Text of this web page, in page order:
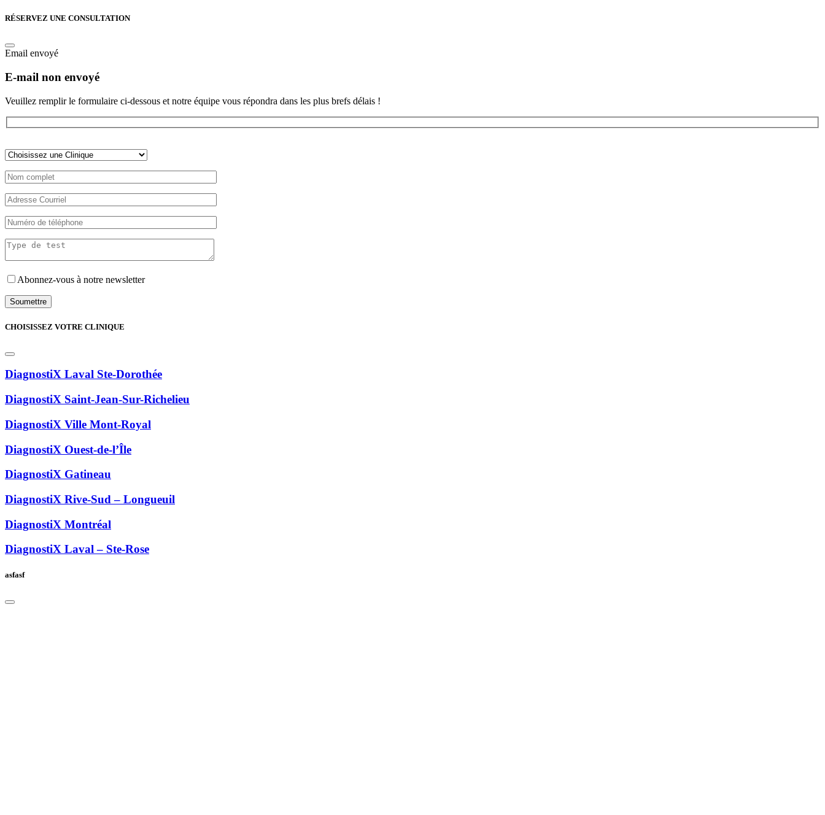
RÉSERVEZ UNE CONSULTATION
Email envoyé
E-mail non envoyé
Veuillez remplir le formulaire ci-dessous et notre équipe vous répondra dans les plus brefs délais !
laisser
champ
Abonnez-vous à notre newsletter
CHOISISSEZ VOTRE CLINIQUE
DiagnostiX Laval Ste-Dorothée
DiagnostiX Saint-Jean-Sur-Richelieu
DiagnostiX Ville Mont-Royal
DiagnostiX Ouest-de-l’Île
DiagnostiX Gatineau
DiagnostiX Rive-Sud – Longueuil
DiagnostiX Montréal
DiagnostiX Laval – Ste-Rose
asfasf